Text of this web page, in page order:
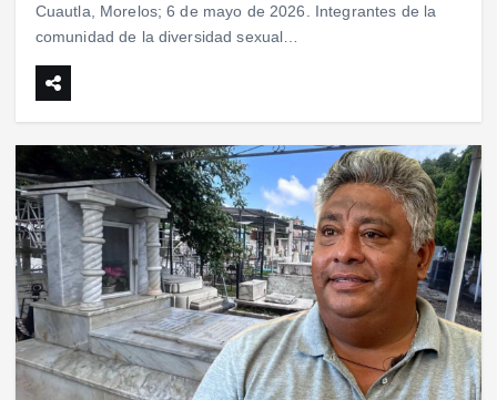
Cuautla, Morelos; 6 de mayo de 2026. Integrantes de la
comunidad de la diversidad sexual…